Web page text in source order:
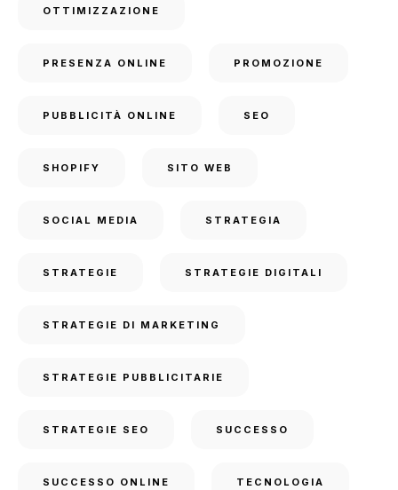
OTTIMIZZAZIONE
PRESENZA ONLINE PROMOZIONE
PUBBLICITÀ ONLINE SEO
SHOPIFY SITO WEB
SOCIAL MEDIA STRATEGIA
STRATEGIE STRATEGIE DIGITALI
STRATEGIE DI MARKETING
STRATEGIE PUBBLICITARIE
STRATEGIE SEO SUCCESSO
SUCCESSO ONLINE TECNOLOGIA